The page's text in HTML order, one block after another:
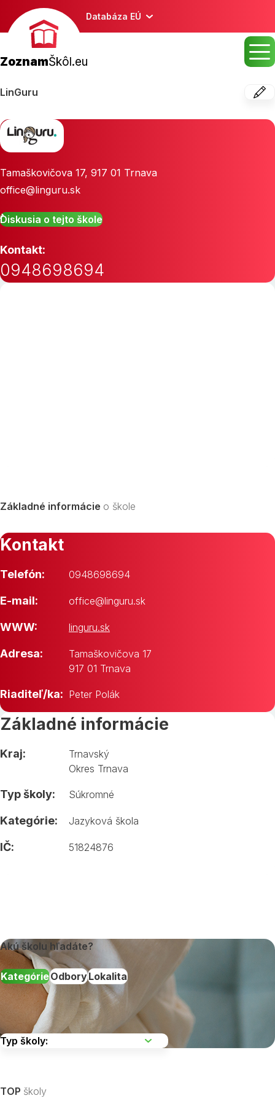
Databáza EÚ
ZoznamŠkôl.eu
LinGuru
Tamaškovičova 17, 917 01 Trnava
office@linguru.sk
Diskusia o tejto škole
Kontakt:
0948698694
Základné informácie o škole
Kontakt
Telefón: 0948698694
E-mail: office@linguru.sk
WWW: linguru.sk
Adresa:
Tamaškovičova 17
917 01 Trnava
Riaditeľ/ka: Peter Polák
Základné informácie
Kraj:
Trnavský
Okres Trnava
Typ školy: Súkromné
Kategórie: Jazyková škola
IČ: 51824876
Akú školu hľadáte?
KategórieOdboryLokalita
TOP školy